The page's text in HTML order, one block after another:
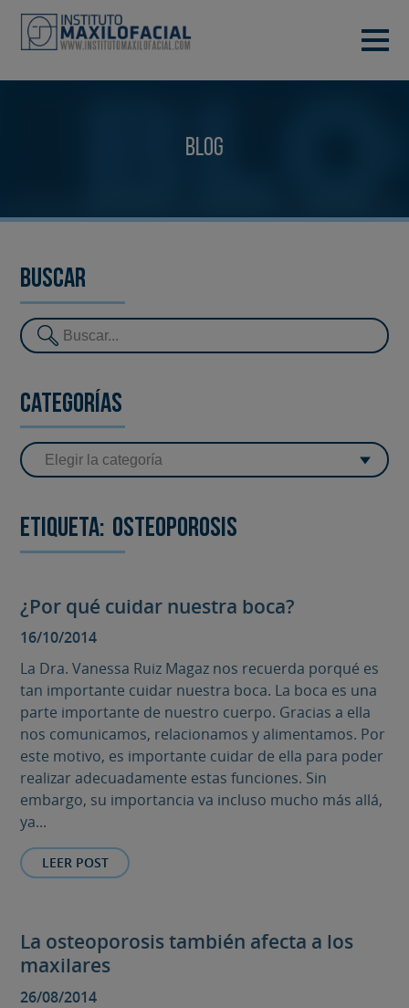
Blog
Buscar
Categorías
Etiqueta: Osteoporosis
¿Por qué cuidar nuestra boca?
16/10/2014
La Dra. Vanessa Ruiz Magaz nos recuerda porqué es
tan importante cuidar nuestra boca. La boca es una
parte importante de nuestro cuerpo. Gracias a ella
nos comunicamos, relacionamos y alimentamos. Por
este motivo, es importante cuidar de ella para poder
realizar adecuadamente estas funciones. Sin
embargo, su importancia va incluso mucho más allá,
ya...
LEER POST
La osteoporosis también afecta a los
maxilares
26/08/2014